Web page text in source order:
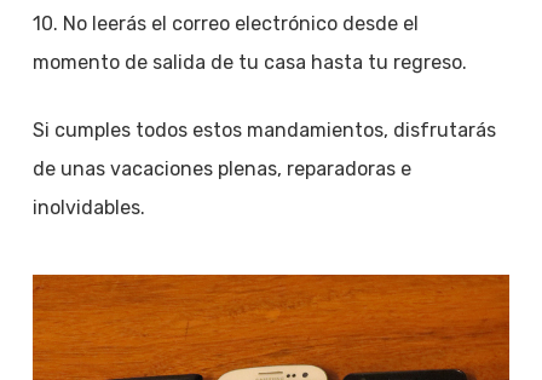
10. No leerás el correo electrónico desde el
momento de salida de tu casa hasta tu regreso.
Si cumples todos estos mandamientos, disfrutarás
de unas vacaciones plenas, reparadoras e
inolvidables.